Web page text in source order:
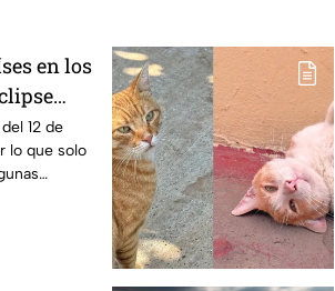
en los
12 de
lo que solo